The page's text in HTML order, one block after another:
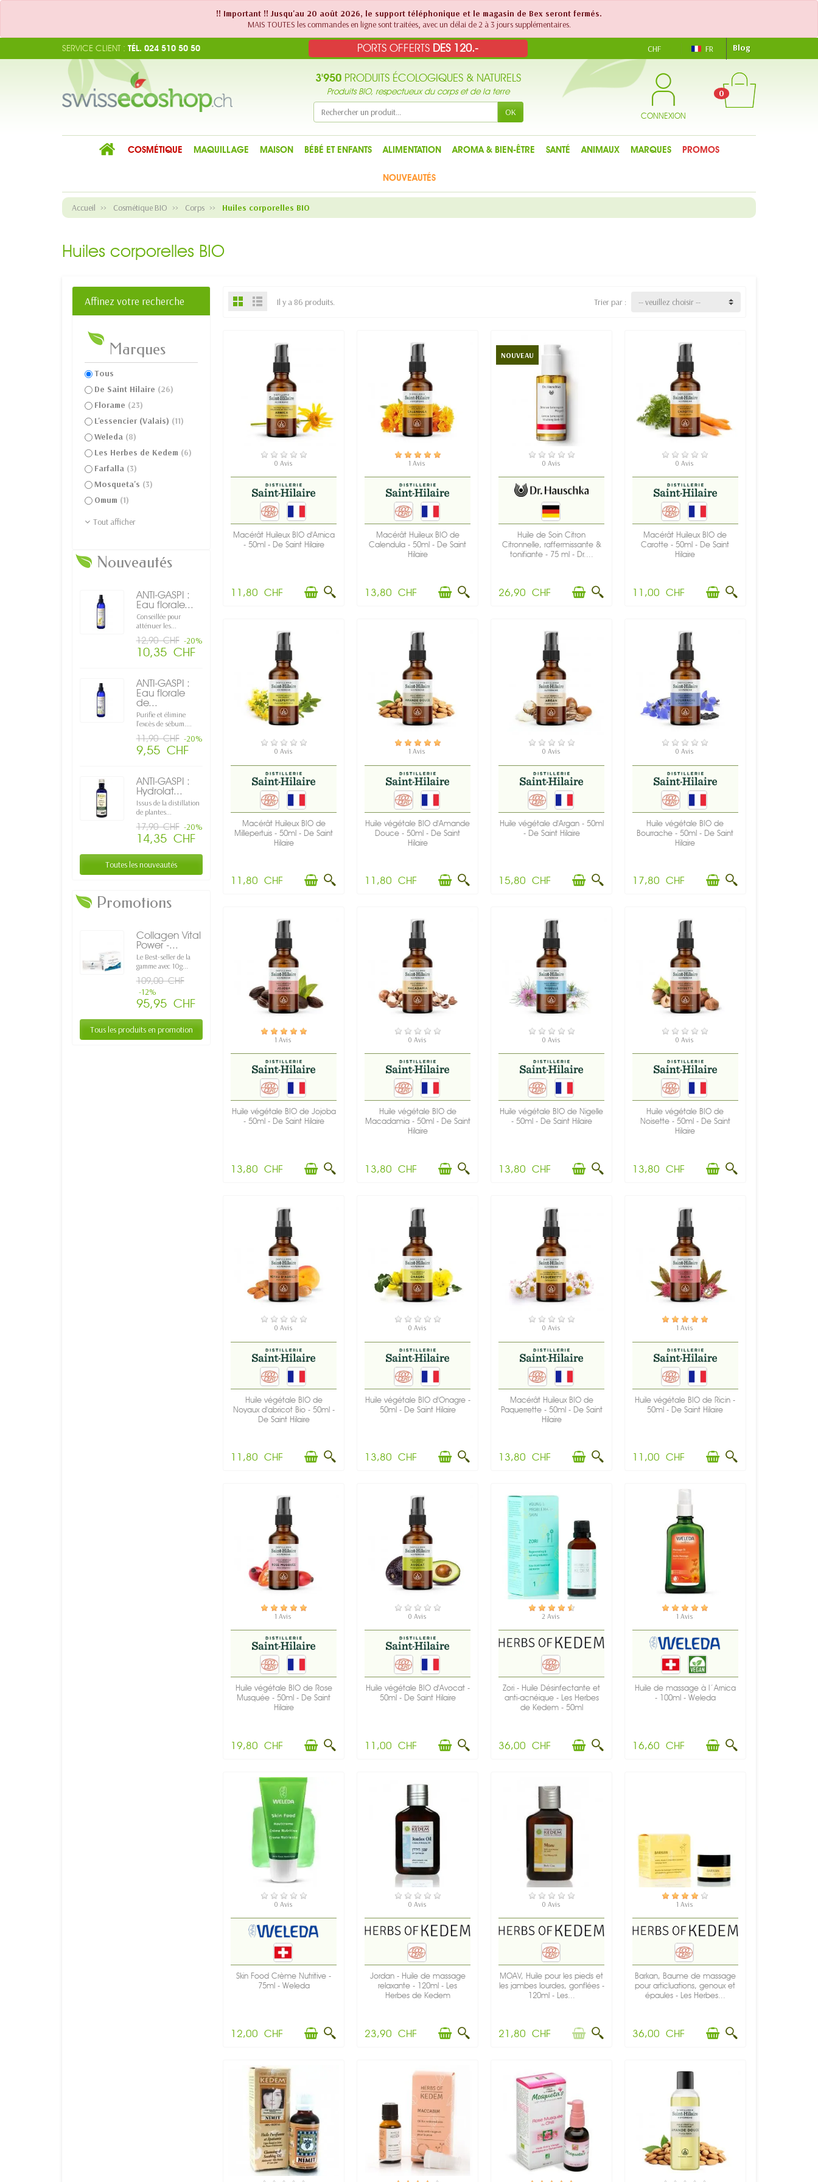
!! Important !! Jusqu'au 20 août 2026, le support téléphonique et le magasin de Bex seront fermés.
MAIS TOUTES les commandes en ligne sont traitées, avec un délai de 2 à 3 jours supplémentaires.
PORTS OFFERTS DES 120.-
SERVICE CLIENT : TÉL. 024 510 50 50 CHF FR Blog
3'950 PRODUITS ÉCOLOGIQUES & NATURELS
Produits BIO, respectueux du corps et de la terre
OK CONNEXION
0
COSMÉTIQUE MAQUILLAGE MAISON BÉBÉ ET ENFANTS ALIMENTATION AROMA & BIEN-ÊTRE SANTÉ ANIMAUX MARQUES PROMOS
NOUVEAUTÉS
Accueil Cosmétique BIO Corps Huiles corporelles BIO
Huiles corporelles BIO
Affinez votre recherche
Marques
Tous
De Saint Hilaire (26)
Florame (23)
L'essencier (Valais) (11)
Weleda (8)
Les Herbes de Kedem (6)
Farfalla (3)
Mosqueta's (3)
Omum (1)
Tout afficher
Nouveautés
ANTI-GASPI :
Eau florale...
Conseillée pour
atténuer les...
12,90 CHF -20%
10,35 CHF
ANTI-GASPI :
Eau florale
de...
Purifie et élimine
l’excès de sébum....
11,90 CHF -20%
9,55 CHF
ANTI-GASPI :
Hydrolat...
Issus de la distillation
de plantes...
17,90 CHF -20%
14,35 CHF
Toutes les nouveautés
Promotions
Collagen Vital
Power -...
Le Best-seller de la
gamme avec 10g...
109,00 CHF
-12%
95,95 CHF
Tous les produits en promotion
Il y a 86 produits. Trier par : -- veuillez choisir --
EN STOCK
0 Avis
Macérât Huileux BIO d'Arnica
- 50ml - De Saint Hilaire
11,80 CHF
EN STOCK
1 Avis
Macérât Huileux BIO de
Calendula - 50ml - De Saint
Hilaire
13,80 CHF
NOUVEAU
EN STOCK
0 Avis
Huile de Soin Citron
Citronnelle, raffermissante &
tonifiante - 75 ml - Dr....
26,90 CHF
EN STOCK
0 Avis
Macérât Huileux BIO de
Carotte - 50ml - De Saint
Hilaire
11,00 CHF
EN STOCK
0 Avis
Macérât Huileux BIO de
Millepertuis - 50ml - De Saint
Hilaire
11,80 CHF
EN STOCK
1 Avis
Huile végétale BIO d'Amande
Douce - 50ml - De Saint
Hilaire
11,80 CHF
EN STOCK
0 Avis
Huile végétale d'Argan - 50ml
- De Saint Hilaire
15,80 CHF
EN STOCK
0 Avis
Huile végétale BIO de
Bourrache - 50ml - De Saint
Hilaire
17,80 CHF
EN STOCK
1 Avis
Huile végétale BIO de Jojoba
- 50ml - De Saint Hilaire
13,80 CHF
EN STOCK
0 Avis
Huile végétale BIO de
Macadamia - 50ml - De Saint
Hilaire
13,80 CHF
EN STOCK
0 Avis
Huile végétale BIO de Nigelle
- 50ml - De Saint Hilaire
13,80 CHF
EN STOCK
0 Avis
Huile végétale BIO de
Noisette - 50ml - De Saint
Hilaire
13,80 CHF
EN STOCK
0 Avis
Huile végétale BIO de
Noyaux d'abricot Bio - 50ml -
De Saint Hilaire
11,80 CHF
EN STOCK
0 Avis
Huile végétale BIO d'Onagre -
50ml - De Saint Hilaire
13,80 CHF
EN STOCK
0 Avis
Macérât Huileux BIO de
Paquerrette - 50ml - De Saint
Hilaire
13,80 CHF
EN STOCK
1 Avis
Huile végétale BIO de Ricin -
50ml - De Saint Hilaire
11,00 CHF
EN STOCK
1 Avis
Huile végétale BIO de Rose
Musquée - 50ml - De Saint
Hilaire
19,80 CHF
EN STOCK
0 Avis
Huile végétale BIO d'Avocat -
50ml - De Saint Hilaire
11,00 CHF
EN STOCK
2 Avis
Zori - Huile Désinfectante et
anti-acnéique - Les Herbes
de Kedem - 50ml
36,00 CHF
EN STOCK
1 Avis
Huile de massage à l´Arnica
- 100ml - Weleda
16,60 CHF
EN STOCK
0 Avis
Skin Food Crème Nutritive -
75ml - Weleda
12,00 CHF
EN STOCK
0 Avis
Jordan - Huile de massage
relaxante - 120ml - Les
Herbes de Kedem
23,90 CHF
RUPTURE DE STOCK
0 Avis
MOAV, Huile pour les pieds et
les jambes lourdes, gonflées -
120ml - Les...
21,80 CHF
EN STOCK
1 Avis
Barkan, Baume de massage
pour articluations, genoux et
épaules - Les Herbes...
36,00 CHF